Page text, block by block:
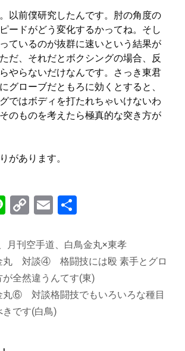
以前僕研究したんです。肘の角度の
ードがどう変化するかってね。そし
ているのが抜群に速いという結果が
だ、それだとボクシングの場合、反
やらないだけなんです。さっき東君
グローブだともろに効くとすると、
ではボディを打たれちゃいけないわ
のものを考えたら極真的な突き方が
あります。
Li
e
C
p
y
Li
n
k
E
ai
月刊空手道、 白鳥金丸×東孝
丸 対談④ 格闘技には殴 素手とグロ
全然違うんてす(東)
丸⑥ 対談格闘技でもいろいろな種目
きです(白鳥)